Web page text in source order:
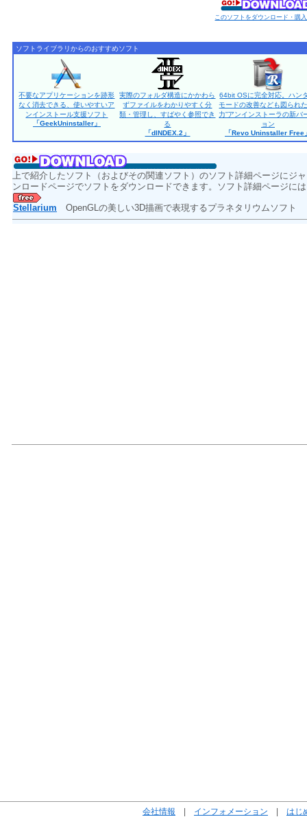
このソフトをダウンロード・購
ソフトライブラリからのおすすめソフト
不要なアプリケーションを跡形
なく消去できる、使いやすいア
ンインストール支援ソフト
「GeekUninstaller」
実際のフォルダ構造にかかわら
ずファイルをわかりやすく分
類・管理し、すばやく参照でき
る
「dINDEX.2」
64bit OSに完全対応。ハン
モードの改善なども図られ
力”アンインストーラの新バ
ョン
「Revo Uninstaller Free
上で紹介したソフト（およびその関連ソフト）のソフト詳細ページにジ
ンロードページでソフトをダウンロードできます。ソフト詳細ページに
Stellarium OpenGLの美しい3D描画で表現するプラネタリウムソフト
会社情報 インフォメーション
はじ